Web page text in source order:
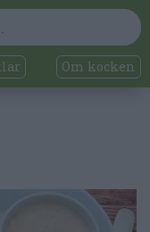
Om kocken